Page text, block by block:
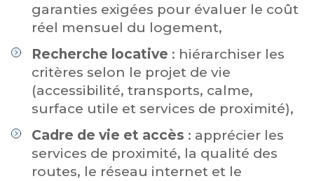
garanties exigées pour évaluer le coût
réel mensuel du logement,
Recherche locative : hiérarchiser les
critères selon le projet de vie
(accessibilité, transports, calme,
surface utile et services de proximité),
Cadre de vie et accès : apprécier les
services de proximité, la qualité des
routes, le réseau internet et le